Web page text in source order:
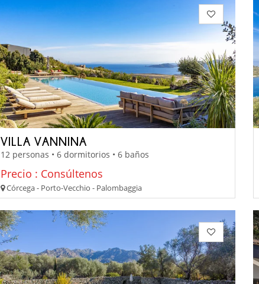
VILLA VANNINA
12 personas • 6 dormitorios • 6 baños
Precio : Consúltenos
Córcega - Porto-Vecchio - Palombaggia